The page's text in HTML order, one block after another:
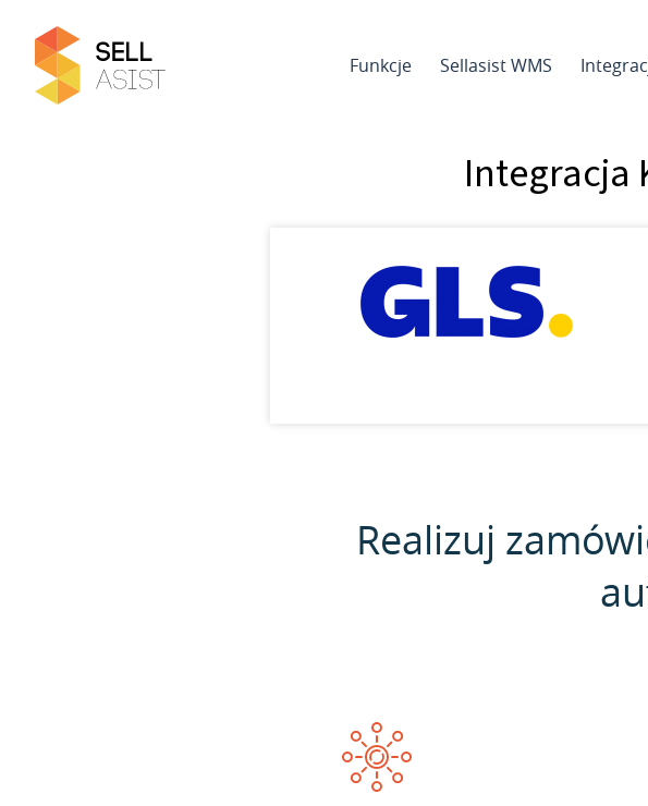
Funkcje Sellasist WMS
Integracja
Realizuj